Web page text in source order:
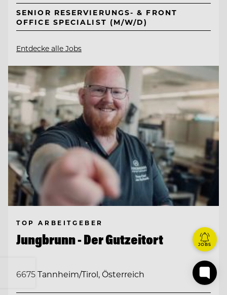
SENIOR RESERVIERUNGS- & FRONT
OFFICE SPECIALIST (M/W/D)
Entdecke alle Jobs
TOP ARBEITGEBER
Jungbrunn - Der Gutzeitort
6675 Tannheim/Tirol, Österreich
JOBS